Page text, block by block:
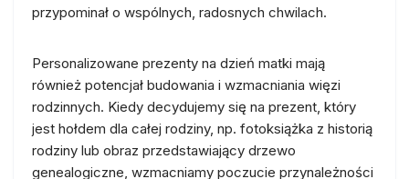
przypominał o wspólnych, radosnych chwilach.
Personalizowane prezenty na dzień matki mają
również potencjał budowania i wzmacniania więzi
rodzinnych. Kiedy decydujemy się na prezent, który
jest hołdem dla całej rodziny, np. fotoksiążka z historią
rodziny lub obraz przedstawiający drzewo
genealogiczne, wzmacniamy poczucie przynależności